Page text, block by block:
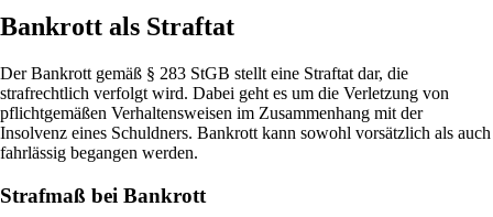
Bankrott als Straftat
Der Bankrott gemäß § 283 StGB stellt eine Straftat dar, die
strafrechtlich verfolgt wird. Dabei geht es um die Verletzung von
pflichtgemäßen Verhaltensweisen im Zusammenhang mit der
Insolvenz eines Schuldners. Bankrott kann sowohl vorsätzlich als auch
fahrlässig begangen werden.
Strafmaß bei Bankrott